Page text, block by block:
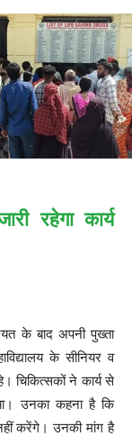
रहेगा कार्य
के बाद अपनी पुख्ता
के सीनियर व
चिकित्सकों ने कार्य से
उनका कहना है कि
करेंगे। उनकी मांग है